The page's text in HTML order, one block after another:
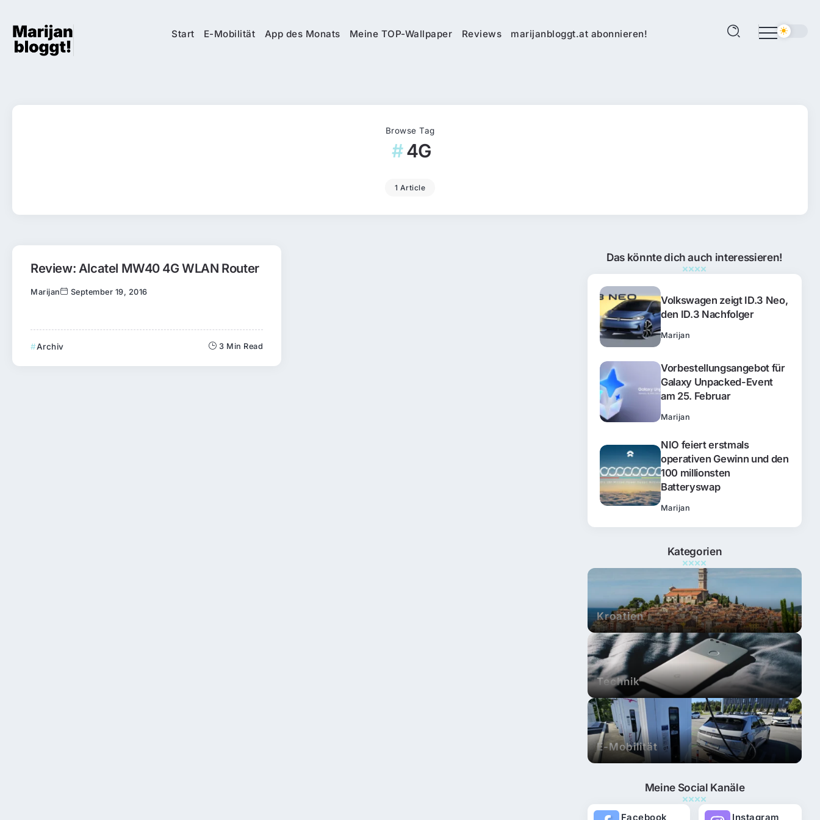
Start E-Mobilität App des Monats Meine TOP-Wallpaper Reviews marijanbloggt.at abonnieren!
Browse Tag
4G
1 Article
Review: Alcatel MW40 4G WLAN Router
Marijan September 19, 2016
Archiv 3 Min Read
Das könnte dich auch interessieren!
Volkswagen zeigt ID.3 Neo,
den ID.3 Nachfolger
Marijan
Vorbestellungsangebot für
Galaxy Unpacked-Event
am 25. Februar
Marijan
NIO feiert erstmals
operativen Gewinn und den
100 millionsten
Batteryswap
Marijan
Kategorien
Kroatien
Technik
E-Mobilität
Meine Social Kanäle
Facebook Instagram